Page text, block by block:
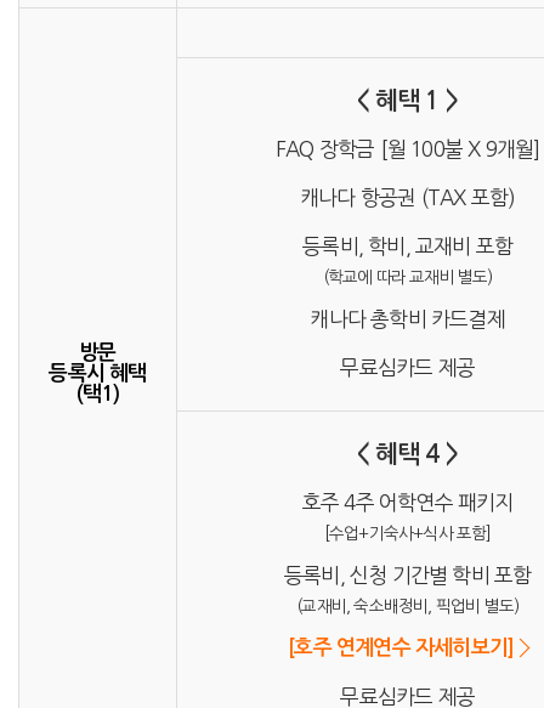
방문
등록시 혜택
(택1)
< 혜택 1 >
FAQ 장학금 [월 100불 X 9개월]
캐나다 항공권 (TAX 포함)
등록비, 학비, 교재비 포함
(학교에 따라 교재비 별도)
캐나다 총학비 카드결제
무료심카드 제공
< 혜택 4 >
호주 4주 어학연수 패키지
[수업+기숙사+식사 포함]
등록비, 신청 기간별 학비 포함
(교재비, 숙소배정비, 픽업비 별도)
[호주 연계연수 자세히보기]
무료심카드 제공